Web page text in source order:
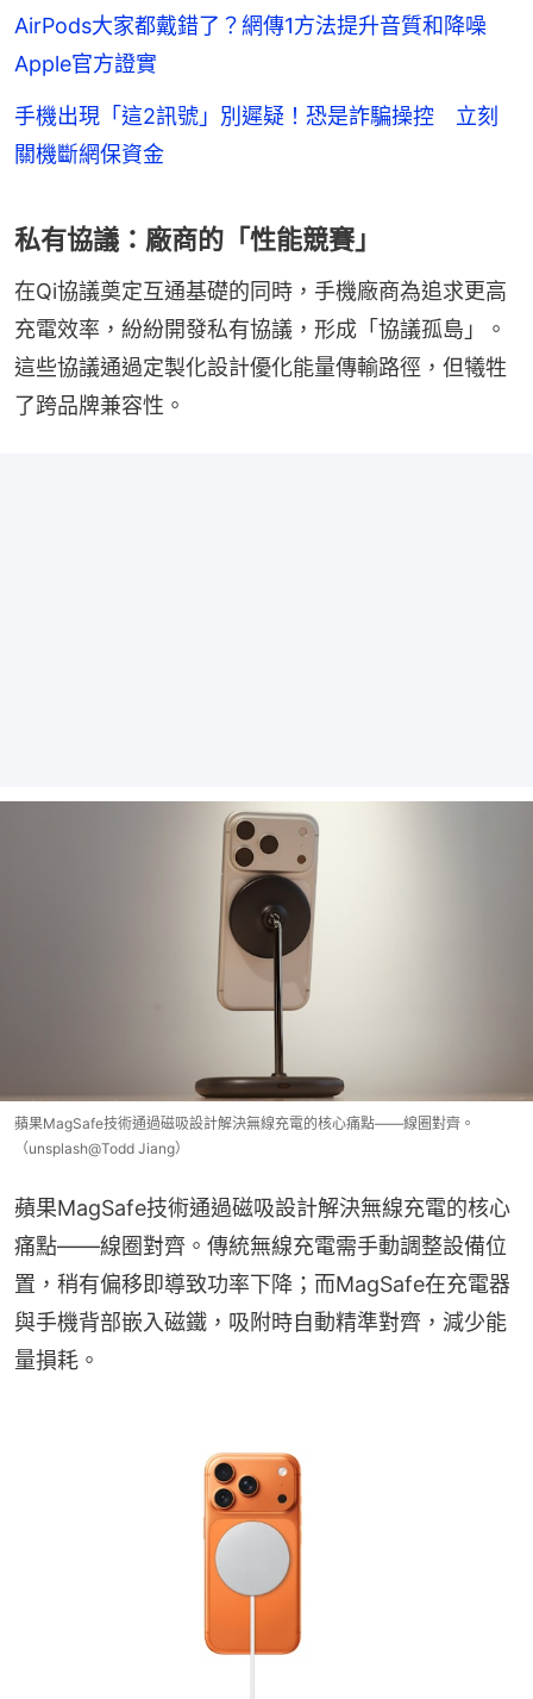
AirPods大家都戴錯了？網傳1方法提升音質和降噪
Apple官方證實
手機出現「這2訊號」別遲疑！恐是詐騙操控 立刻
關機斷網保資金
私有協議：廠商的「性能競賽」
在Qi協議奠定互通基礎的同時，手機廠商為追求更高
充電效率，紛紛開發私有協議，形成「協議孤島」。
這些協議通過定製化設計優化能量傳輸路徑，但犧牲
了跨品牌兼容性。
蘋果MagSafe技術通過磁吸設計解決無線充電的核心痛點——線圈對齊。
（unsplash@Todd Jiang）
蘋果MagSafe技術通過磁吸設計解決無線充電的核心
痛點——線圈對齊。傳統無線充電需手動調整設備位
置，稍有偏移即導致功率下降；而MagSafe在充電器
與手機背部嵌入磁鐵，吸附時自動精準對齊，減少能
量損耗。